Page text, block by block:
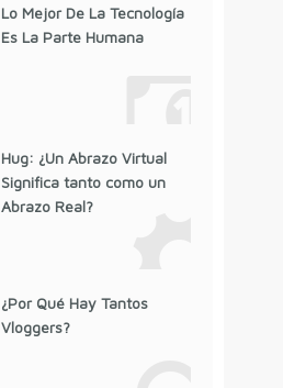
Lo Mejor De La Tecnología
Es La Parte Humana
Hug: ¿Un Abrazo Virtual
Significa tanto como un
Abrazo Real?
¿Por Qué Hay Tantos
Vloggers?